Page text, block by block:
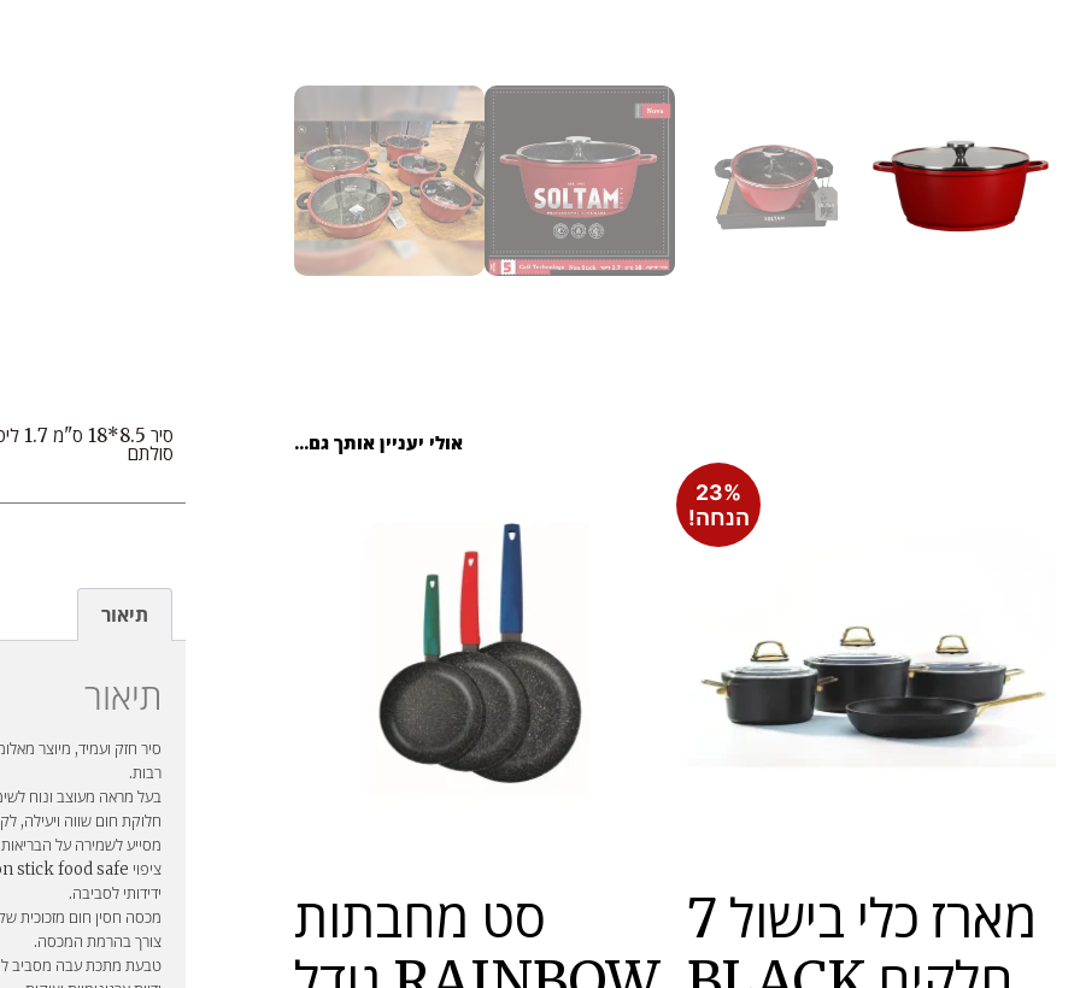
אולי יעניין אותך גם...
23%
הנחה!
מארז כלי בישול 7
סט מחבתות
סולתם
תיאור
תיאור
סיר חזק ועמיד, מיוצר
רבות.
בעל מראה מעוצב ונוח
חלוקת חום שווה ויעילה,
מסייע לשמירה על
ידידותי לסביבה.
מכסה חסין חום מזכוכית
צורך בהרמת המכסה.
טבעת מתכת עבה מסביב